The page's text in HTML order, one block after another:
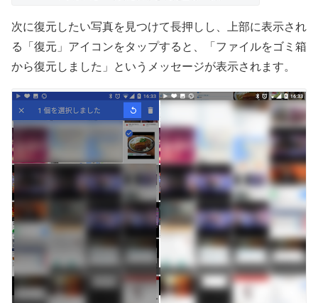
次に復元したい写真を見つけて長押しし、上部に表示され
る「復元」アイコンをタップすると、「ファイルをゴミ箱
から復元しました」というメッセージが表示されます。